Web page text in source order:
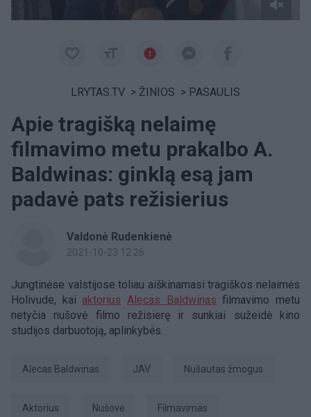
LRYTAS.TV > ŽINIOS > PASAULIS
Apie tragišką nelaimę
filmavimo metu prakalbo A.
Baldwinas: ginklą esą jam
padavė pats režisierius
Valdonė Rudenkienė
2021-10-23 12:26
Jungtinėse valstijose toliau aiškinamasi tragiškos nelaimės
Holivude, kai aktorius Alecas Baldwinas filmavimo metu
netyčia nušovė filmo režisierę ir sunkiai sužeidė kino
studijos darbuotoją, aplinkybės.
Alecas Baldwinas JAV nušautas žmogus
aktorius nušovė filmavimas